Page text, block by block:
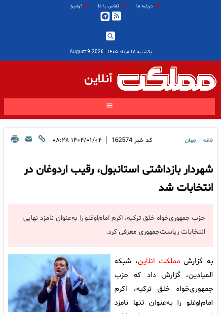
درباره ما تماس با ما آرشیو
یکشنبه ۱۸ مرداد ۱۴۰۵ |
2026 August 9
آنلاین
خانه جهان کد خبر 162574
| ۱۴۰۴/۰۱/۰۴ ۰۸:۲۸
شهردار بازداشتی استانبول، رقیب اردوغان در
انتخابات شد
حزب جمهوری‌خواه خلق ترکیه، اکرم امام‌اوغلو را به‌عنوان نامزد نهایی
انتخابات ریاست‌جمهوری معرفی کرد.
به گزارشمملکت آنلاین، شبکه
المیادین، گزارش داد که حزب
جمهوری‌خواه خلق ترکیه، اکرم
امام‌اوغلو را به‌عنوان تنها نامزد